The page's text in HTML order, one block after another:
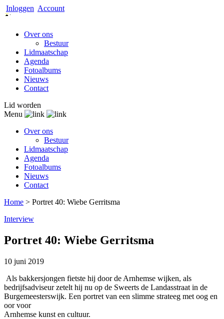
Inloggen Account
Over ons
Bestuur
Lidmaatschap
Agenda
Fotoalbums
Nieuws
Contact
Lid worden
Menu
Over ons
Bestuur
Lidmaatschap
Agenda
Fotoalbums
Nieuws
Contact
Home > Portret 40: Wiebe Gerritsma
Interview
Portret 40: Wiebe Gerritsma
10 juni 2019
Als bakkersjongen fietste hij door de Arnhemse wijken, als
bedrijfsadviseur zetelt hij nu op de Sweerts de Landasstraat in de
Burgemeesterswijk. Een portret van een slimme strateeg met oog en
oor voor
Arnhemse kunst en cultuur.